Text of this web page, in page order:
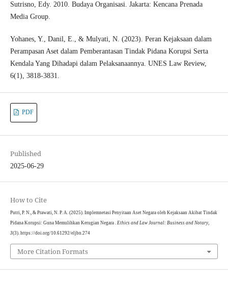
Sutrisno, Edy. 2010. Budaya Organisasi. Jakarta: Kencana Prenada
Media Group.
Yohanes, Y., Danil, E., & Mulyati, N. (2023). Peran Kejaksaan dalam
Perampasan Aset dalam Pemberantasan Tindak Pidana Korupsi Serta
Kendala Yang Dihadapi dalam Pelaksanaannya. UNES Law Review,
6(1), 3818-3831.
PDF
Published
2025-06-29
How to Cite
Putri, P. N., & Prawati, N. P. A. (2025). Implemnetasi Penyitaan Aset Negara oleh Kejaksaan Akibat Tindak
Pidana Korupsi: Guna Memulihkan Kerugian Negara . Ethics and Law Journal: Business and Notary,
3(3). https://doi.org/10.61292/eljbn.274
More Citation Formats